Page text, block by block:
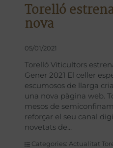
Torelló
nova
05/01/2021
Torelló Viticultors
Gener 2021 El celler
escumosos de llarga
una nova pàgina web.
mesos de
reforçar el seu canal
novetats de
Categories: Actualitat